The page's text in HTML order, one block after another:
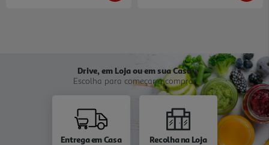
Drive, em Loja ou em sua Casa
Escolha para começar a comprar
Entrega em Casa Recolha na Loja